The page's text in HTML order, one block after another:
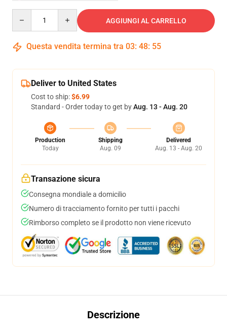
AGGIUNGI AL CARRELLO
Questa vendita termina tra 03: 48: 54
Deliver to United States
Cost to ship:$6.99
Standard - Order today to get byAug. 13 - Aug. 20
Production
Today
Shipping
Aug. 09
Delivered
Aug. 13 - Aug. 20
Transazione sicura
Consegna mondiale a domicilio
Numero di tracciamento fornito per tutti i pacchi
Rimborso completo se il prodotto non viene ricevuto
Descrizione